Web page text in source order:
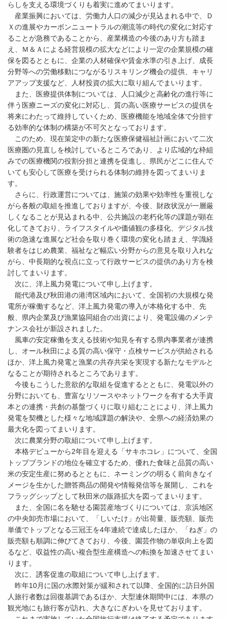
らしを支える環境づくりも着実に進めてまいります。
産業振興においては、労働力人口の減少が見込まれる中で、Ｄ
Ｘの進展やカーボンニュートラルの潮流等の時代の変化に対応す
ることが急務であることから、産業構造の今後のあり方も踏ま
え、Ｍ＆Ａによる経営規模の拡大などにより一定の企業規模の確
保を図るとともに、企業の人材確保や賃金水準の引き上げ、成長
分野等への労働移動につながるリスキリング機会の提供、キャリ
アアップ支援など、人材投資の拡大に取り組んでまいります。
また、医療提供体制については、人口減少と高齢化の進行等に
伴う医療ニーズの変化に対応し、質の高い医療サービスの提供を
将来にわたって維持していくため、医療機能を地域全体で分担す
る効率的な体制の構築が不可欠となっております。
このため、現在策定中の新たな医療保健福祉計画において二次
医療圏の見直しを検討しているところであり、より広域的な枠組
みでの医療機関の役割分担と連携を促進し、県民がどこに住んで
いても安心して医療を受けられる体制の維持を図ってまいりま
す。
さらに、行政運営については、施策の効果や効率性を重視しな
がら各般の取組を推進しておりますが、今後、財政状況が一層厳
しくなることが見込まれる中、公共施設の老朽化等の課題が顕在
化してきており、ライフスタイルや価値観の多様化、デジタル技
術の急速な進展など社会を取り巻く環境の変化も踏まえ、学識経
験者をはじめ農業、福祉など幅広い分野からの意見を取り入れな
がら、中長期的な視点に立って行政サービスの提供のあり方を検
討してまいります。
次に、洋上風力発電について申し上げます。
能代港及び秋田港の港湾区域内において、全国初の大規模な発
電所が稼働するなど、洋上風力発電の導入が本格化する中、先
般、県内企業及び漁業協同組合の出資により、発電設備のメンテ
ナンス会社が新設されました。
風車の安定稼働を支える技術や知見を有する県内事業者が連携
し、オール秋田による質の高い保守・点検サービスが供給される
ほか、洋上風力発電と漁業の共存共栄を実現する新たなモデルと
なることが期待されるところであります。
今後もこうした意欲的な取組を促進するとともに、発電以外の
分野においても、豊富なリソースやネットワークを有する大手資
本との連携・共創の基盤づくりに取り組むことにより、洋上風力
発電を契機とした様々な地域課題の解決や、全県への経済効果の
最大化を図ってまいります。
次に農業分野の取組について申し上げます。
本格デビューから2年目を迎える「サキホコレ」について、全国
トップブランドの地位を確立するため、優れた食味と品質の高い
米の安定生産に努めるとともに、ネーミングの明るく前向きなイ
メージを生かした贈答商品の開発や情報発信等を展開し、これを
フラッグシップとして秋田米の販路拡大を図ってまいります。
また、全国に名を馳せる園芸産地づくりについては、京浜地区
の中央卸売市場において、「しいたけ」が出荷量、販売額、販売
単価でトップとなる三冠王を4年連続で達成したほか、「ねぎ」の
販売額も順調に伸びてきており、今後、園芸作物の単収向上を図
るなど、収益性の高い複合型生産構造への転換を加速させてまい
ります。
次に、誘客促進の取組について申し上げます。
昨年10月に国の水際対策が緩和されて以降、全国的に訪日外国
人旅行者数は回復基調であるほか、大型連休期間中には、本県の
観光地にも旅行客が訪れ、大きなにぎわいを見せております。